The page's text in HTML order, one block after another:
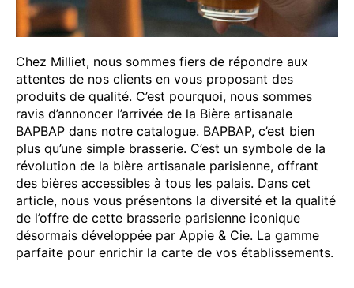
Chez Milliet, nous sommes fiers de répondre aux
attentes de nos clients en vous proposant des
produits de qualité. C’est pourquoi, nous sommes
ravis d’annoncer l’arrivée de la Bière artisanale
BAPBAP dans notre catalogue. BAPBAP, c’est bien
plus qu’une simple brasserie. C’est un symbole de la
révolution de la bière artisanale parisienne, offrant
des bières accessibles à tous les palais. Dans cet
article, nous vous présentons la diversité et la qualité
de l’offre de cette brasserie parisienne iconique
désormais développée par Appie & Cie. La gamme
parfaite pour enrichir la carte de vos établissements.